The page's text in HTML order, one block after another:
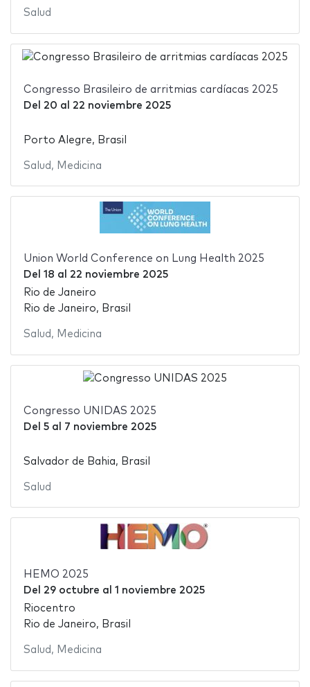
Salud
Congresso Brasileiro de arritmias cardíacas 2025
Del 20 al 22 noviembre 2025
Porto Alegre, Brasil
Salud , Medicina
Union World Conference on Lung Health 2025
Del 18 al 22 noviembre 2025
Rio de Janeiro
Rio de Janeiro, Brasil
Salud , Medicina
Congresso UNIDAS 2025
Del 5al 7 noviembre 2025
Salvador de Bahia, Brasil
Salud
HEMO 2025
Del 29 octubre al 1 noviembre 2025
Riocentro
Rio de Janeiro, Brasil
Salud , Medicina